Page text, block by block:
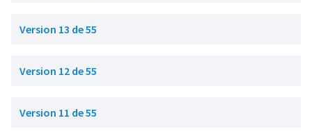
Version 13 de 55
Version 12 de 55
Version 11 de 55